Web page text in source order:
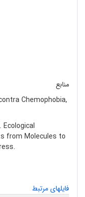
منابع
Chemophobia,
Ecological
from Molecules to
فایلهای مرتبط